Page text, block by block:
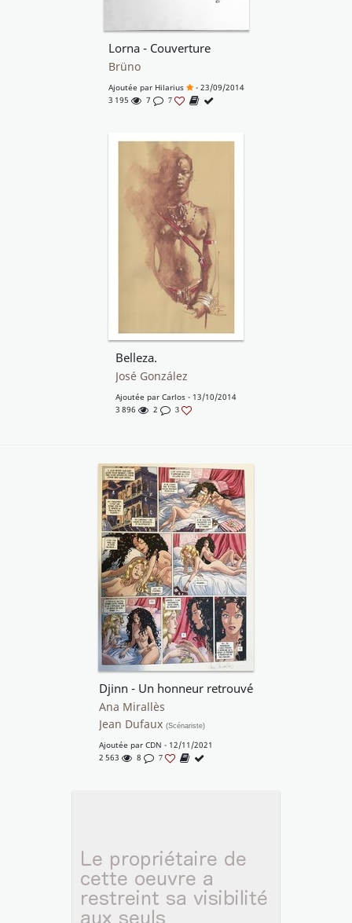
Lorna - Couverture
Brüno
Ajoutée par Hilarius
- 23/09/2014
3 195
7 7
Belleza.
José González
Ajoutée par Carlos - 13/10/2014
3 896
2 3
Djinn - Un honneur retrouvé
Ana Mirallès
Jean Dufaux (Scénariste)
Ajoutée par CDN - 12/11/2021
2 563
8 7